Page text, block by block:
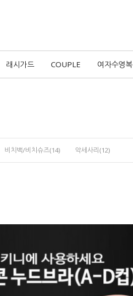
래시가드 COUPLE 여자수영복
비치백/비치슈즈(14) 악세사리(12)